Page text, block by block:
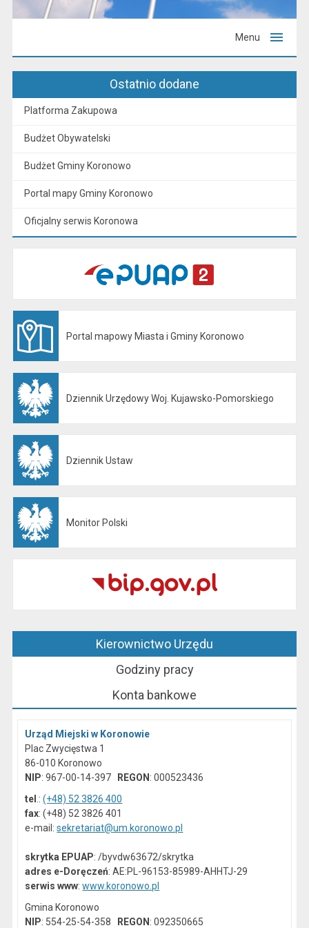
Menu
Ostatnio dodane
Platforma Zakupowa
Budżet Obywatelski
Budżet Gminy Koronowo
Portal mapy Gminy Koronowo
Oficjalny serwis Koronowa
Portal mapowy Miasta i Gminy Koronowo
Dziennik Urzędowy Woj. Kujawsko-Pomorskiego
Dziennik Ustaw
Monitor Polski
Kierownictwo Urzędu
Godziny pracy
Konta bankowe
Urząd Miejski w Koronowie
Plac Zwycięstwa 1
86-010 Koronowo
NIP: 967-00-14-397 REGON : 000523436
tel .:(+48) 52 3826 400
fax: (+48) 52 3826 401
e-mail:sekretariat@um.koronowo.pl
skrytka EPUAP: /byvdw63672/skrytka
adres e-Doręczeń: AE:PL-96153-85989-AHHTJ-29
serwis www:www.koronowo.pl
Gmina Koronowo
NIP: 554-25-54-358 REGON : 092350665